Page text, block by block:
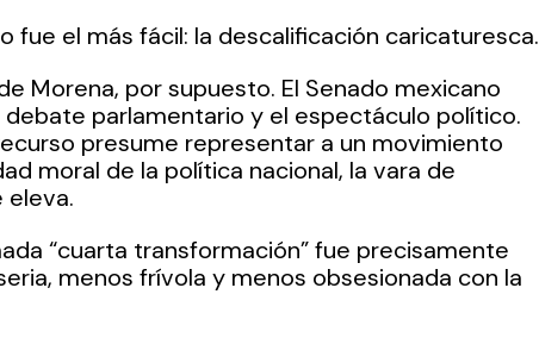
fue el más fácil: la descalificación caricaturesca.
Morena, por supuesto. El Senado mexicano
parlamentario y el espectáculo político.
presume representar a un movimiento
moral de la política nacional, la vara de
eleva.
“cuarta transformación” fue precisamente
menos frívola y menos obsesionada con la